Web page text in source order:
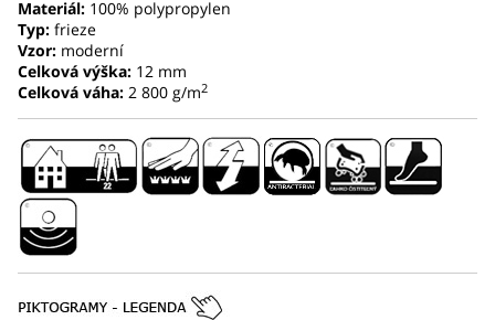
Materiál: 100% polypropylen
Typ: frieze
Vzor: moderní
Celková výška: 12 mm
Celková váha: 2 800 g/m2